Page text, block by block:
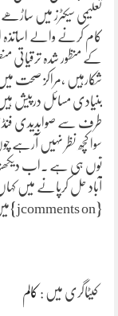
کام کرنے والے اساتذہ
کے منظور شدہ ترقیاتی
شکارہیں ،مراکز صحت میں
بنیادی مسائل درپیش
طرف سے صوابدیدی فنڈ
سوا کچھ نظر نہیں آرہے
توں ہی ہے ۔اب دیکھنا یہ
آباد حل کرپانے میں
میں لگے رہتے ہیں ۔{jcomments on}
کیٹاگری میں : کالم